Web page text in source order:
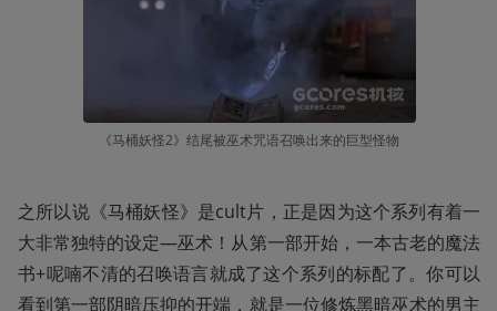
《马桶妖怪2》结尾被巫术咒语召唤出来的巨型怪物
之所以说《马桶妖怪》是cult片，正是因为这个系列有着一
大非常独特的设定—巫术！从第一部开始，一本古老的魔法
书+呢喃不清的召唤语言就成了这个系列的标配了。你可以
看到第一部阴暗压抑的开端，就是一位修炼黑暗巫术的男主